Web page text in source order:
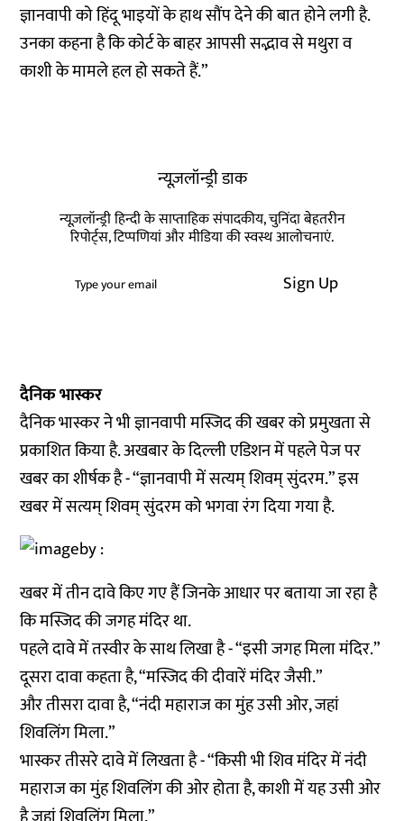
ज्ञानवापी को हिंदू भाइयों के हाथ सौंप देने की बात होने लगी है.
उनका कहना है कि कोर्ट के बाहर आपसी सद्भाव से मथुरा व
काशी के मामले हल हो सकते हैं.”
न्यूज़लॉन्ड्री डाक
न्यूज़लॉन्ड्री हिन्दी के साप्ताहिक संपादकीय, चुनिंदा बेहतरीन
रिपोर्ट्स, टिप्पणियां और मीडिया की स्वस्थ आलोचनाएं.
Sign Up
दैनिक भास्कर
दैनिक भास्कर ने भी ज्ञानवापी मस्जिद की खबर को प्रमुखता से
प्रकाशित किया है. अखबार के दिल्ली एडिशन में पहले पेज पर
खबर का शीर्षक है - “ज्ञानवापी में सत्यम् शिवम् सुंदरम.” इस
खबर में सत्यम् शिवम् सुंदरम को भगवा रंग दिया गया है.
खबर में तीन दावे किए गए हैं जिनके आधार पर बताया जा रहा है
कि मस्जिद की जगह मंदिर था.
पहले दावे में तस्वीर के साथ लिखा है - “इसी जगह मिला मंदिर.”
दूसरा दावा कहता है, “मस्जिद की दीवारें मंदिर जैसी.”
और तीसरा दावा है, “नंदी महाराज का मुंह उसी ओर, जहां
शिवलिंग मिला.”
भास्कर तीसरे दावे में लिखता है - “किसी भी शिव मंदिर में नंदी
महाराज का मुंह शिवलिंग की ओर होता है, काशी में यह उसी ओर